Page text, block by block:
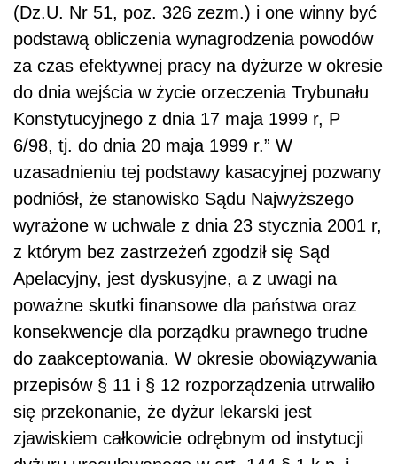
(Dz.U. Nr 51, poz. 326 zezm.) i one winny być
podstawą obliczenia wynagrodzenia powodów
za czas efektywnej pracy na dyżurze w okresie
do dnia wejścia w życie orzeczenia Trybunału
Konstytucyjnego z dnia 17 maja 1999 r, P
6/98, tj. do dnia 20 maja 1999 r.” W
uzasadnieniu tej podstawy kasacyjnej pozwany
podniósł, że stanowisko Sądu Najwyższego
wyrażone w uchwale z dnia 23 stycznia 2001 r,
z którym bez zastrzeżeń zgodził się Sąd
Apelacyjny, jest dyskusyjne, a z uwagi na
poważne skutki finansowe dla państwa oraz
konsekwencje dla porządku prawnego trudne
do zaakceptowania. W okresie obowiązywania
przepisów § 11 i § 12 rozporządzenia utrwaliło
się przekonanie, że dyżur lekarski jest
zjawiskiem całkowicie odrębnym od instytucji